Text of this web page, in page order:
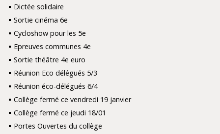
Dictée solidaire
Sortie cinéma 6e
Cycloshow pour les 5e
Epreuves communes 4e
Sortie théâtre 4e euro
Réunion Eco délégués 5/3
Réunion éco-délégués 6/4
Collège fermé ce vendredi 19 janvier
Collège fermé ce jeudi 18/01
Portes Ouvertes du collège